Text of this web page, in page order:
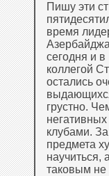
Пишу эти
время
сегодня и
коллегой
остались
грустно.
клубами.
предмета
научиться,
таковым не